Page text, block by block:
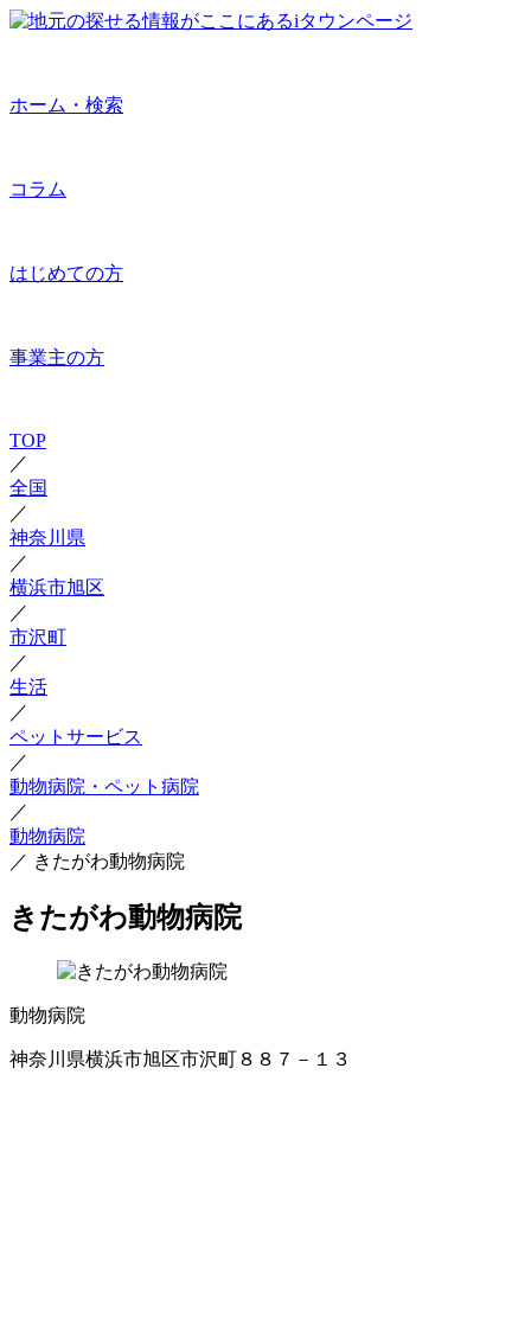
ホーム・検索
コラム
はじめての方
事業主の方
TOP
／
全国
／
神奈川県
／
横浜市旭区
／
市沢町
／
生活
／
ペットサービス
／
動物病院・ペット病院
／
動物病院
／ きたがわ動物病院
きたがわ動物病院
動物病院
神奈川県横浜市旭区市沢町８８７－１３